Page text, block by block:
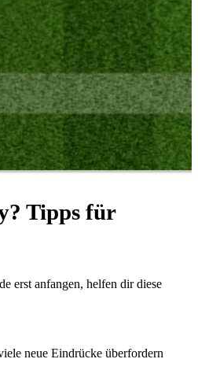
Tipps für
erst anfangen, helfen dir diese
neue Eindrücke überfordern